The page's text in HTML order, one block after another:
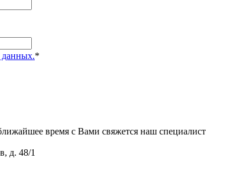
данных.*
время с Вами свяжется наш специалист
д. 48/1